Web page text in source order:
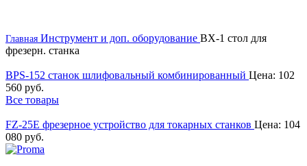
Главная Инструмент и доп. оборудование BX-1 стол для
фрезерн. станка
BPS-152 станок шлифовальный комбинированный Цена: 102
560 руб.
Все товары
FZ-25E фрезерное устройство для токарных станков Цена: 104
080 руб.